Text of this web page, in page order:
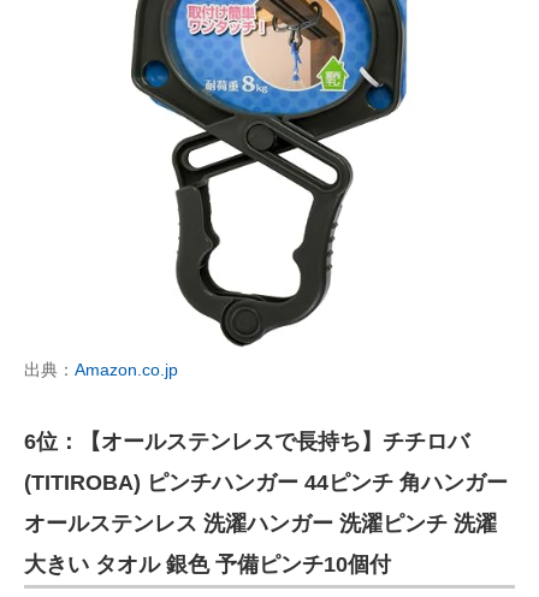
出典： Amazon.co.jp
6位：【オールステンレスで長持ち】チチロバ
(TITIROBA) ピンチハンガー 44ピンチ 角ハンガー
オールステンレス 洗濯ハンガー 洗濯ピンチ 洗濯
大きい タオル 銀色 予備ピンチ10個付